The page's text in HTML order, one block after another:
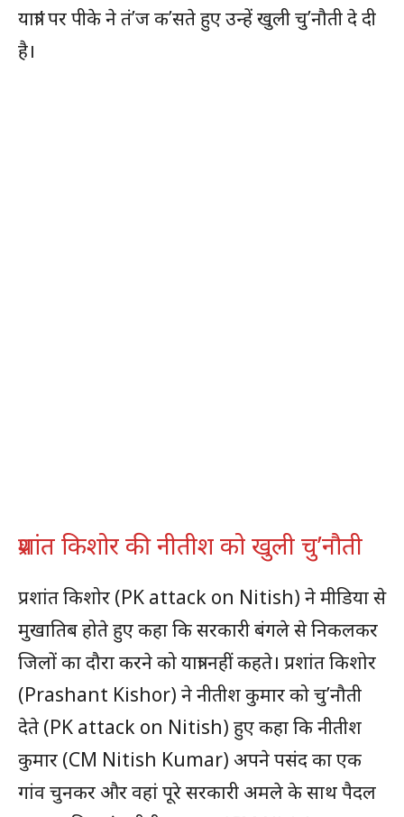
यात्रा’ पर पीके ने तं’ज क’सते हुए उन्हें खुली चु’नौती दे दी
है।
प्रशांत किशोर की नीतीश को खुली चु’नौती
प्रशांत किशोर (PK attack on Nitish) ने मीडिया से
मुखातिब होते हुए कहा कि सरकारी बंगले से निकलकर
जिलों का दौरा करने को यात्रा नहीं कहते। प्रशांत किशोर
(Prashant Kishor) ने नीतीश कुमार को चु’नौती
देते (PK attack on Nitish) हुए कहा कि नीतीश
कुमार (CM Nitish Kumar) अपने पसंद का एक
गांव चुनकर और वहां पूरे सरकारी अमले के साथ पैदल